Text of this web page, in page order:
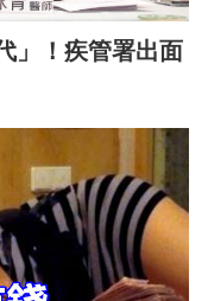
」！疾管署出面